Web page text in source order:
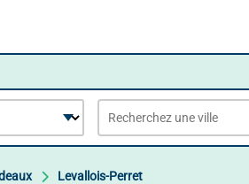
Levallois-Perret